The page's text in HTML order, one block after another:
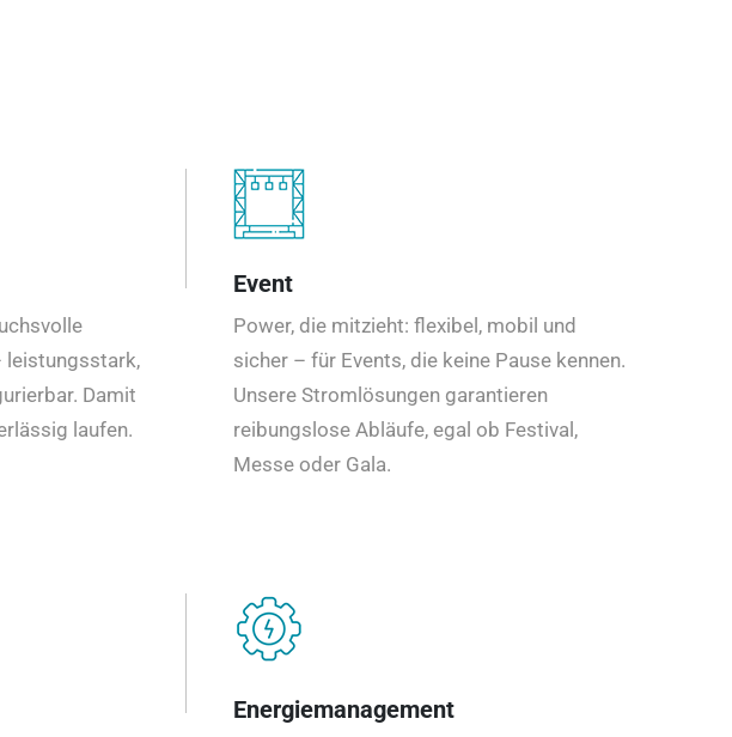
leistungsstark,
Damit
laufen.
Event
Power, die mitzieht: flexibel, mobil und
sicher – für Events, die keine Pause kennen.
Unsere Stromlösungen garantieren
reibungslose Abläufe, egal ob Festival,
Messe oder Gala.
Energiemanagement